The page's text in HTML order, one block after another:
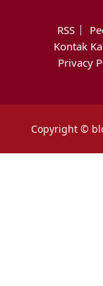
RSS
Kontak
Privacy
Copyright ©